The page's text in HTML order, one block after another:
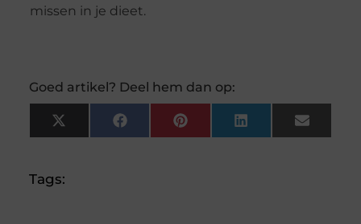
missen in je dieet.
Goed artikel? Deel hem dan op:
X
(Twitter)
FacebookPinterestLinkedInEmail
Tags: